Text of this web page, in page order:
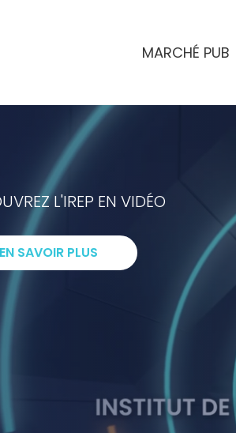
MARCHÉ PUB
DE RECHERCHES ET
echerche
xpertise
L'IREP EN VIDÉO
EN SAVOIR PLUS